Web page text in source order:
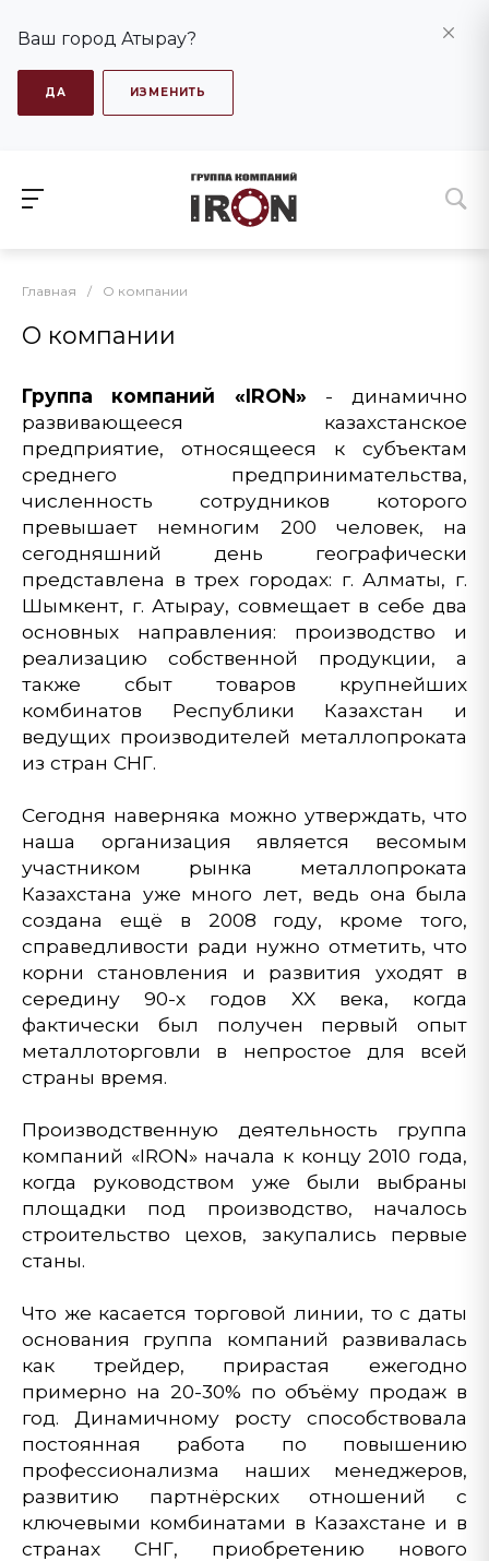
Ваш город Атырау?
ДА ИЗМЕНИТЬ
Главная / О компании
О компании
Группа компаний «IRON» - динамично
развивающееся казахстанское
предприятие, относящееся к субъектам
среднего предпринимательства,
численность сотрудников которого
превышает немногим 200 человек, на
сегодняшний день географически
представлена в трех городах: г. Алматы, г.
Шымкент, г. Атырау, совмещает в себе два
основных направления: производство и
реализацию собственной продукции, а
также сбыт товаров крупнейших
комбинатов Республики Казахстан и
ведущих производителей металлопроката
из стран СНГ.
Сегодня наверняка можно утверждать, что
наша организация является весомым
участником рынка металлопроката
Казахстана уже много лет, ведь она была
создана ещё в 2008 году, кроме того,
справедливости ради нужно отметить, что
корни становления и развития уходят в
середину 90-х годов XX века, когда
фактически был получен первый опыт
металлоторговли в непростое для всей
страны время.
Производственную деятельность группа
компаний «IRON» начала к концу 2010 года,
когда руководством уже были выбраны
площадки под производство, началось
строительство цехов, закупались первые
станы.
Что же касается торговой линии, то с даты
основания группа компаний развивалась
как трейдер, прирастая ежегодно
примерно на 20-30% по объёму продаж в
год. Динамичному росту способствовала
постоянная работа по повышению
профессионализма наших менеджеров,
развитию партнёрских отношений с
ключевыми комбинатами в Казахстане и в
странах СНГ, приобретению нового